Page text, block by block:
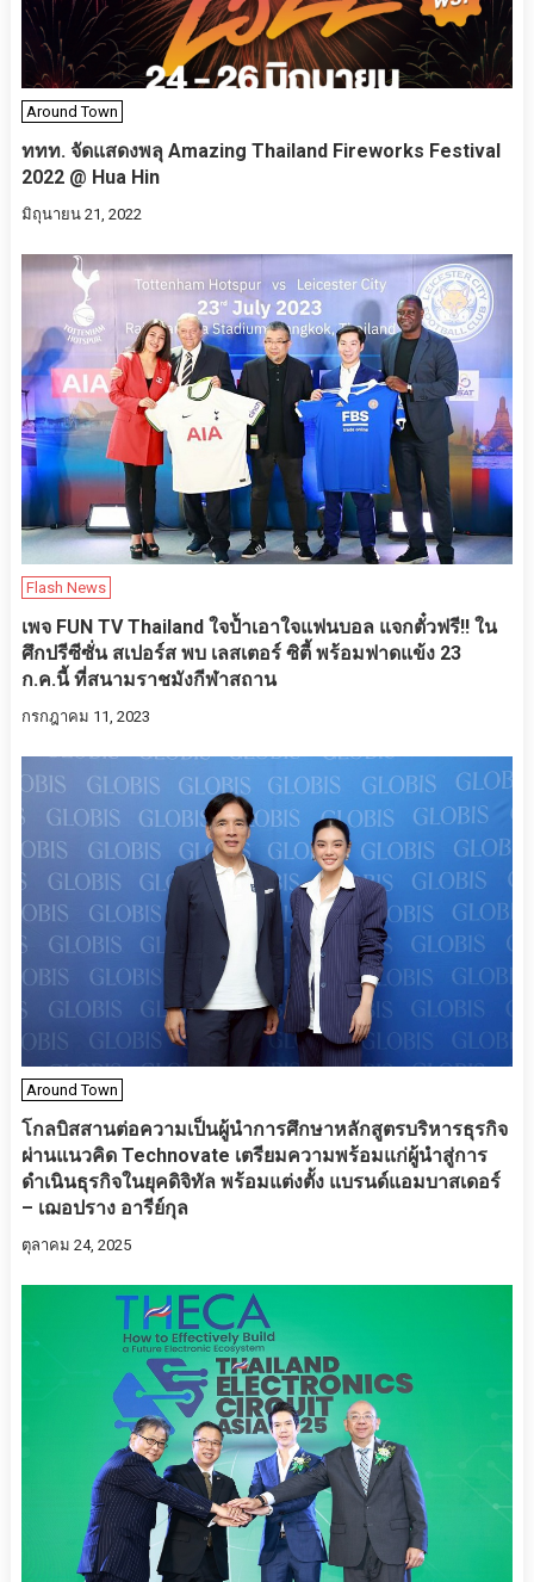
Around Town
ททท. จัดแสดงพลุ Amazing Thailand Fireworks Festival
2022 @ Hua Hin
มิถุนายน 21, 2022
Flash News
เพจ FUN TV Thailand ใจป้ำเอาใจแฟนบอล แจกตั๋วฟรี!! ใน
ศึกปรีซีซั่น สเปอร์ส พบ เลสเตอร์ ซิตี้ พร้อมฟาดแข้ง 23
ก.ค.นี้ ที่สนามราชมังกีฬาสถาน
กรกฎาคม 11, 2023
Around Town
โกลบิสสานต่อความเป็นผู้นำการศึกษาหลักสูตรบริหารธุรกิจ
ผ่านแนวคิด Technovate เตรียมความพร้อมแก่ผู้นำสู่การ
ดำเนินธุรกิจในยุคดิจิทัล พร้อมแต่งตั้ง แบรนด์แอมบาสเดอร์
– เฌอปราง อารีย์กุล
ตุลาคม 24, 2025